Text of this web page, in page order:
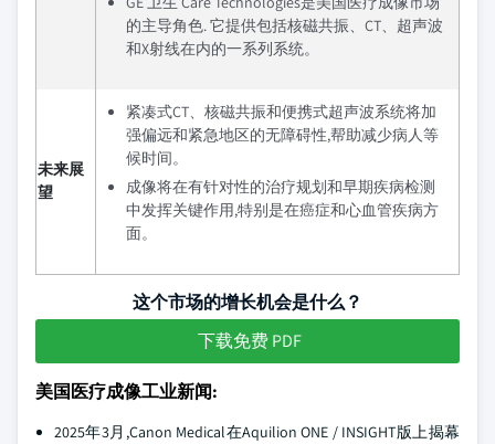
的主导角色. 它提供包括核磁共振、CT、超声波
和X射线在内的一系列系统。
未来展
望
紧凑式CT、核磁共振和便携式超声波系统将加
强偏远和紧急地区的无障碍性,帮助减少病人等
候时间。
成像将在有针对性的治疗规划和早期疾病检测
中发挥关键作用,特别是在癌症和心血管疾病方
面。
这个市场的增长机会是什么？
下载免费 PDF
美国医疗成像工业新闻:
2025年3月,Canon Medical在Aquilion ONE / INSIGHT版上揭幕